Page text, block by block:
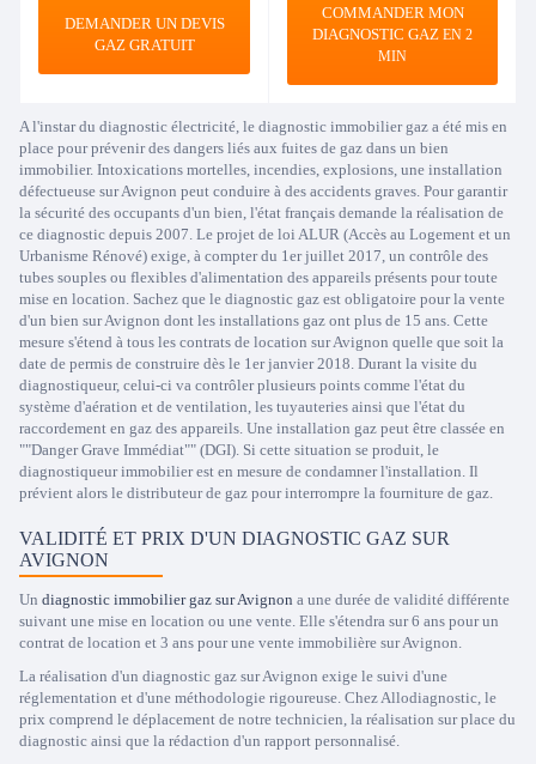
DEMANDER UN DEVIS
GAZ GRATUIT
COMMANDER MON
DIAGNOSTIC GAZ EN 2
MIN
A l'instar du diagnostic électricité, le diagnostic immobilier gaz a été mis en
place pour prévenir des dangers liés aux fuites de gaz dans un bien
immobilier. Intoxications mortelles, incendies, explosions, une installation
défectueuse sur Avignon peut conduire à des accidents graves. Pour garantir
la sécurité des occupants d'un bien, l'état français demande la réalisation de
ce diagnostic depuis 2007. Le projet de loi ALUR (Accès au Logement et un
Urbanisme Rénové) exige, à compter du 1er juillet 2017, un contrôle des
tubes souples ou flexibles d'alimentation des appareils présents pour toute
mise en location. Sachez que le diagnostic gaz est obligatoire pour la vente
d'un bien sur Avignon dont les installations gaz ont plus de 15 ans. Cette
mesure s'étend à tous les contrats de location sur Avignon quelle que soit la
date de permis de construire dès le 1er janvier 2018. Durant la visite du
diagnostiqueur, celui-ci va contrôler plusieurs points comme l'état du
système d'aération et de ventilation, les tuyauteries ainsi que l'état du
raccordement en gaz des appareils. Une installation gaz peut être classée en
""Danger Grave Immédiat"" (DGI). Si cette situation se produit, le
diagnostiqueur immobilier est en mesure de condamner l'installation. Il
prévient alors le distributeur de gaz pour interrompre la fourniture de gaz.
VALIDITÉ ET PRIX D'UN DIAGNOSTIC GAZ SUR
AVIGNON
Un diagnostic immobilier gaz sur Avignon a une durée de validité différente
suivant une mise en location ou une vente. Elle s'étendra sur 6 ans pour un
contrat de location et 3 ans pour une vente immobilière sur Avignon.
La réalisation d'un diagnostic gaz sur Avignon exige le suivi d'une
réglementation et d'une méthodologie rigoureuse. Chez Allodiagnostic, le
prix comprend le déplacement de notre technicien, la réalisation sur place du
diagnostic ainsi que la rédaction d'un rapport personnalisé.